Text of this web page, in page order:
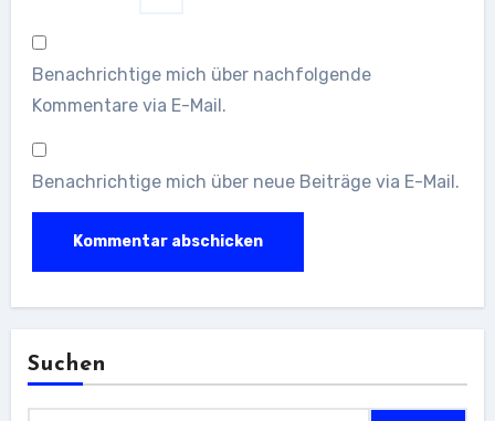
Benachrichtige mich über nachfolgende
Kommentare via E-Mail.
Benachrichtige mich über neue Beiträge via E-Mail.
Suchen